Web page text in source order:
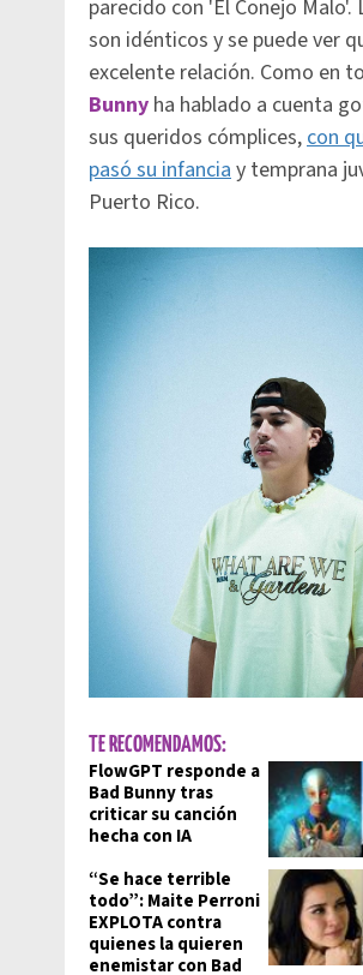
parecido con 'El Conejo Malo'.
son idénticos y se puede ver
excelente relación. Como en
Bunny ha hablado a cuenta
sus queridos cómplices,con
pasó su infanciay temprana
Puerto Rico.
TE RECOMENDAMOS:
FlowGPT responde a
Bad Bunny tras
criticar su canción
hecha con IA
“Se hace terrible
todo”: Maite Perroni
EXPLOTA contra
quienes la quieren
enemistar con Bad